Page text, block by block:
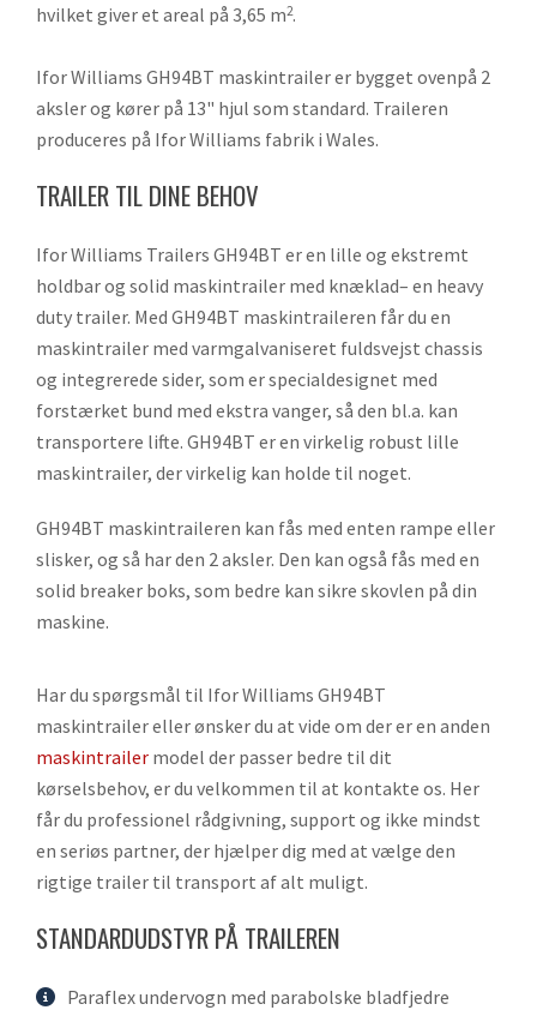
hvilket giver et areal på 3,65 m2.
Ifor Williams GH94BT maskintrailer er bygget ovenpå 2
aksler og kører på 13" hjul som standard. Traileren
produceres på Ifor Williams fabrik i Wales.
TRAILER TIL DINE BEHOV
Ifor Williams Trailers GH94BT er en lille og ekstremt
holdbar og solid maskintrailer med knæklad– en heavy
duty trailer. Med GH94BT maskintraileren får du en
maskintrailer med varmgalvaniseret fuldsvejst chassis
og integrerede sider, som er specialdesignet med
forstærket bund med ekstra vanger, så den bl.a. kan
transportere lifte. GH94BT er en virkelig robust lille
maskintrailer, der virkelig kan holde til noget.
GH94BT maskintraileren kan fås med enten rampe eller
slisker, og så har den 2 aksler. Den kan også fås med en
solid breaker boks, som bedre kan sikre skovlen på din
maskine.
Har du spørgsmål til Ifor Williams GH94BT
maskintrailer eller ønsker du at vide om der er en anden
maskintrailer model der passer bedre til dit
kørselsbehov, er du velkommen til at kontakte os. Her
får du professionel rådgivning, support og ikke mindst
en seriøs partner, der hjælper dig med at vælge den
rigtige trailer til transport af alt muligt.
STANDARDUDSTYR PÅ TRAILEREN
Paraflex undervogn med parabolske bladfjedre